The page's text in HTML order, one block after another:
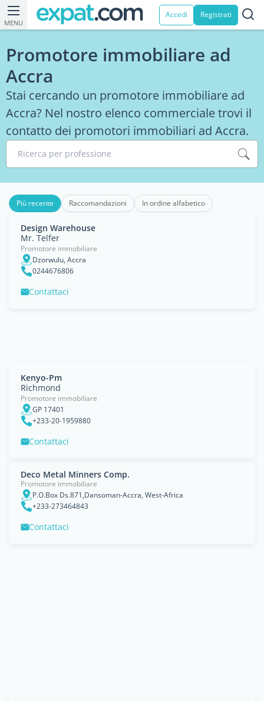
MENU
Accedi Registrati
Promotore immobiliare ad
Accra
Stai cercando un promotore immobiliare ad
Accra? Nel nostro elenco commerciale trovi il
contatto dei promotori immobiliari ad Accra.
Ricerca per professione
Più recente Raccomandazioni In ordine alfabetico
Design Warehouse
Mr. Telfer
Promotore immobiliare
Dzorwulu, Accra
0244676806
Contattaci
Kenyo-Pm
Richmond
Promotore immobiliare
GP 17401
+233-20-1959880
Contattaci
Deco Metal Minners Comp.
Promotore immobiliare
P.O.Box Ds.871,Dansoman-Accra, West-Africa
+233-273464843
Contattaci